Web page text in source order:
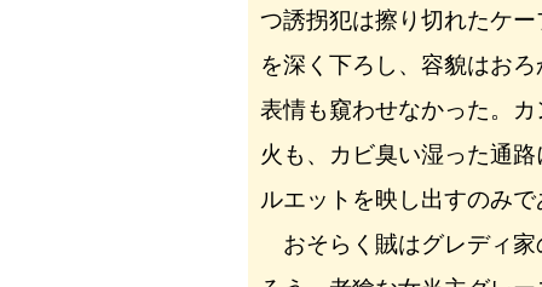
つ誘拐犯は擦り切れたケ
を深く下ろし、容貌はお
表情も窺わせなかった。
火も、カビ臭い湿った通
ルエットを映し出すのみ
おそらく賊はグレディ家